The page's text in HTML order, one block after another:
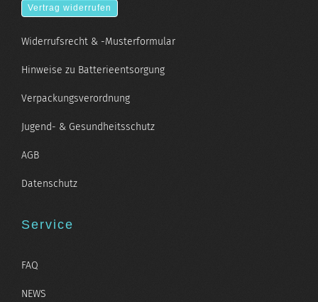
Vertrag widerrufen
Widerrufsrecht & -Musterformular
Hinweise zu Batterieentsorgung
Verpackungsverordnung
Jugend- & Gesundheitsschutz
AGB
Datenschutz
Service
FAQ
NEWS